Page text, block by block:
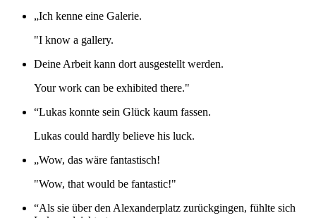
„Ich kenne eine Galerie.
"I know a gallery.
Deine Arbeit kann dort ausgestellt werden.
Your work can be exhibited there."
“Lukas konnte sein Glück kaum fassen.
Lukas could hardly believe his luck.
„Wow, das wäre fantastisch!
"Wow, that would be fantastic!"
“Als sie über den Alexanderplatz zurückgingen, fühlte sich